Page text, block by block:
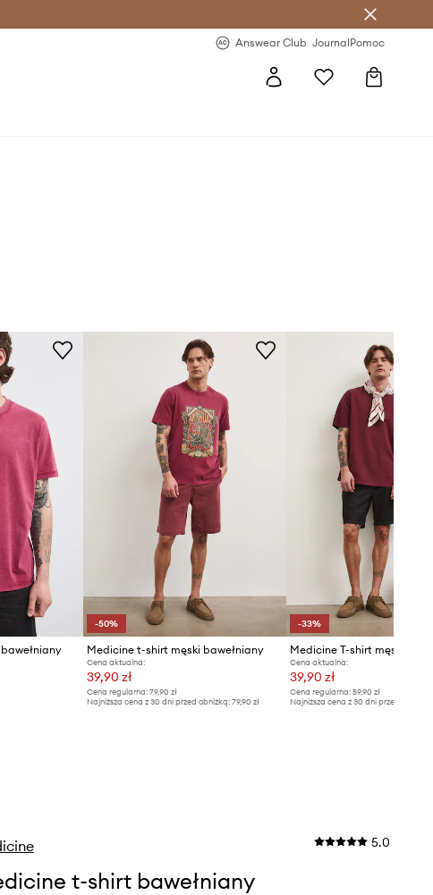
Answear Club JournalPomoc
-50%
Medicine t-shirt męski bawełniany
Cena aktualna:
39,90 zł
Cena regularna:79,90 zł
Najniższa cena z 30 dni przed obniżką:79,90 zł
-33%
Medicine T-shirt męski
Cena aktualna:
39,90 zł
Cena regularna: 59,90 zł
Najniższa cena z 30 dni przed obniżką:
5.0
t-shirt bawełniany